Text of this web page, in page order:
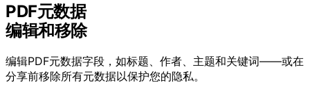
PDF元数据
编辑和移除
编辑PDF元数据字段，如标题、作者、主题和关键词——或在
分享前移除所有元数据以保护您的隐私。